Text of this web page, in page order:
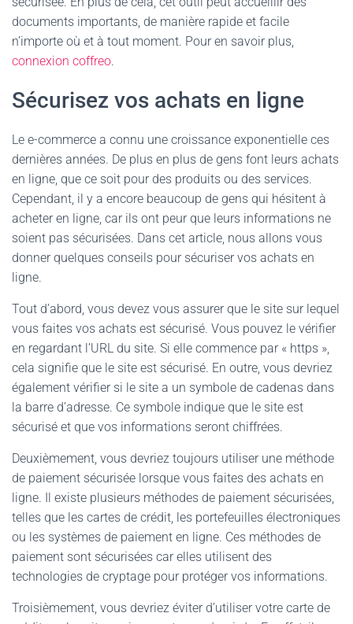
documents importants, de manière rapide et facile
n’importe où et à tout moment. Pour en savoir plus,
connexion coffreo.
Sécurisez vos achats en ligne
Le e-commerce a connu une croissance exponentielle ces
dernières années. De plus en plus de gens font leurs achats
en ligne, que ce soit pour des produits ou des services.
Cependant, il y a encore beaucoup de gens qui hésitent à
acheter en ligne, car ils ont peur que leurs informations ne
soient pas sécurisées. Dans cet article, nous allons vous
donner quelques conseils pour sécuriser vos achats en
ligne.
Tout d’abord, vous devez vous assurer que le site sur lequel
vous faites vos achats est sécurisé. Vous pouvez le vérifier
en regardant l’URL du site. Si elle commence par « https »,
cela signifie que le site est sécurisé. En outre, vous devriez
également vérifier si le site a un symbole de cadenas dans
la barre d’adresse. Ce symbole indique que le site est
sécurisé et que vos informations seront chiffrées.
Deuxièmement, vous devriez toujours utiliser une méthode
de paiement sécurisée lorsque vous faites des achats en
ligne. Il existe plusieurs méthodes de paiement sécurisées,
telles que les cartes de crédit, les portefeuilles électroniques
ou les systèmes de paiement en ligne. Ces méthodes de
paiement sont sécurisées car elles utilisent des
technologies de cryptage pour protéger vos informations.
Troisièmement, vous devriez éviter d’utiliser votre carte de